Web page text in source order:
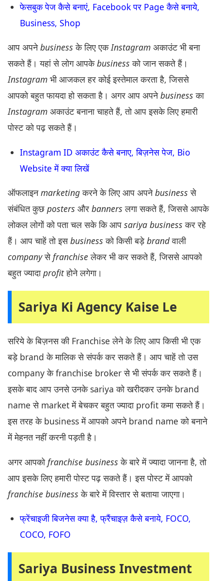
फेसबुक पेज कैसे बनाएं, Facebook पर Page कैसे बनाये,
Business, Shop
आप अपनेbusiness के लिए एकInstagram अकाउंट भी बना
सकते हैं। यहां से लोग आपकेbusiness को जान सकते हैं।
Instagram भी आजकल हर कोई इस्तेमाल करता है, जिससे
आपको बहुत फायदा हो सकता है। अगर आप अपनेbusiness का
Instagram अकाउंट बनाना चाहते हैं, तो आप इसके लिए हमारी
पोस्ट को पढ़ सकते हैं।
Instagram ID अकाउंट कैसे बनाए, बिज़नेस पेज, Bio
Website में क्या लिखें
ऑफलाइनmarketingकरने के लिए आप अपनेbusiness से
संबंधित कुछ posters और banners लगा सकते हैं, जिससे आपके
लोकल लोगों को पता चल सके कि आप sariya business कर रहे
हैं। आप चाहें तो इसbusiness को किसी बड़ेbrandवाली
companyसेfranchiseलेकर भी कर सकते हैं, जिससे आपको
बहुत ज्यादाprofitहोने लगेगा।
Sariya Ki Agency Kaise Le
सरिये के बिज़नस की Franchise लेने के लिए आप किसी भी एक
बड़े brand के मालिक से संपर्क कर सकते हैं। आप चाहें तो उस
company के franchise broker से भी संपर्क कर सकते हैं।
इसके बाद आप उनसे उनके sariya को खरीदकर उनके brand
name से market में बेचकर बहुत ज्यादा profit कमा सकते हैं।
इस तरह के business में आपको अपने brand name को बनाने
में मेहनत नहीं करनी पड़ती है।
अगर आपको franchise business के बारे में ज्यादा जानना है, तो
आप इसके लिए हमारी पोस्ट पढ़ सकते हैं। इस पोस्ट में आपको
franchise business के बारे में विस्तार से बताया जाएगा।
फ्रेंचाइजी बिजनेस क्या है, फ्रैंचाइज़ कैसे बनाये, FOCO,
COCO, FOFO
Sariya Business Investment